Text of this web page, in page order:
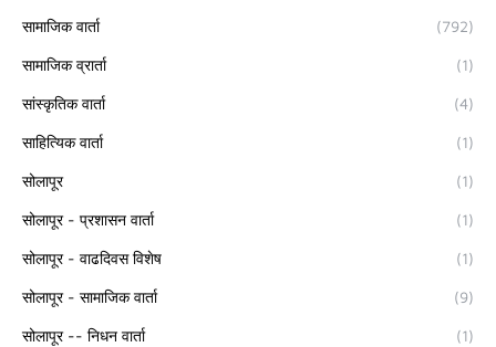
सामाजिक वार्ता (792)
सामाजिक व्रार्ता (1)
सांस्कृतिक वार्ता (4)
साहित्यिक वार्ता (1)
सोलापूर (1)
सोलापूर - प्रशासन वार्ता (1)
सोलापूर - वाढदिवस विशेष (1)
सोलापूर - सामाजिक वार्ता (9)
सोलापूर -- निधन वार्ता (1)